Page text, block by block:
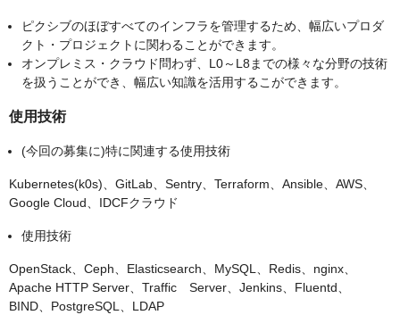
ピクシブのほぼすべてのインフラを管理するため、幅広いプロダ
クト・プロジェクトに関わることができます。
オンプレミス・クラウド問わず、L0～L8までの様々な分野の技術
を扱うことができ、幅広い知識を活用するこができます。
使用技術
(今回の募集に)特に関連する使用技術
Kubernetes(k0s)、GitLab、Sentry、Terraform、Ansible、AWS、
Google Cloud、IDCFクラウド
使用技術
OpenStack、Ceph、Elasticsearch、MySQL、Redis、nginx、
Apache HTTP Server、Traffic Server、Jenkins、Fluentd、
BIND、PostgreSQL、LDAP